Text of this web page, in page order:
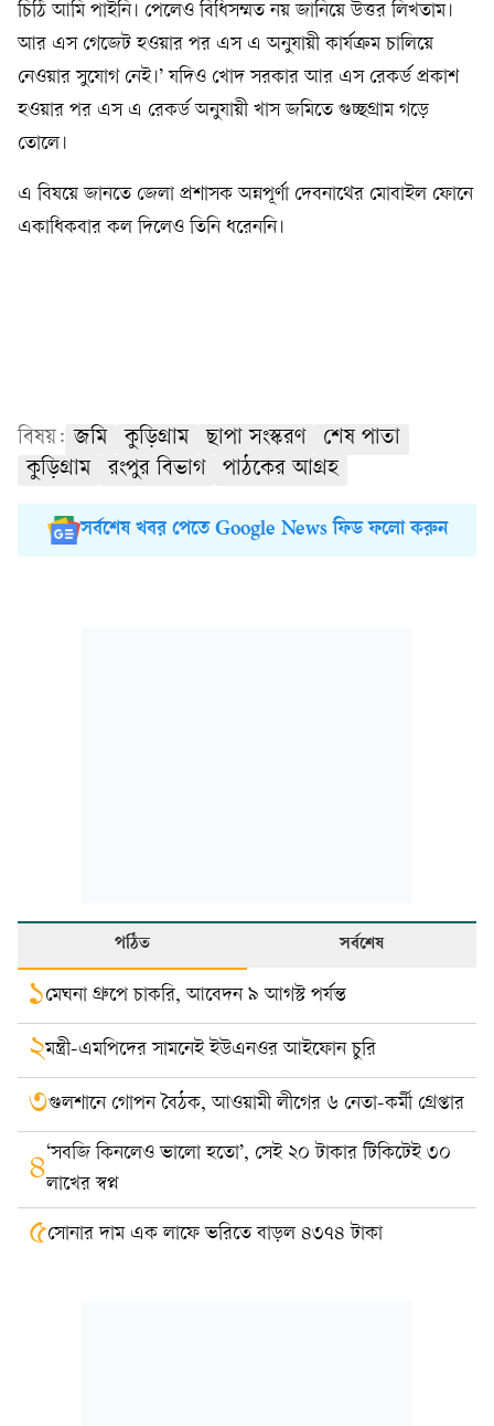
চিঠি আমি পাইনি। পেলেও বিধিসম্মত নয় জানিয়ে উত্তর লিখতাম।
আর এস গেজেট হওয়ার পর এস এ অনুযায়ী কার্যক্রম চালিয়ে
নেওয়ার সুযোগ নেই।’ যদিও খোদ সরকার আর এস রেকর্ড প্রকাশ
হওয়ার পর এস এ রেকর্ড অনুযায়ী খাস জমিতে গুচ্ছগ্রাম গড়ে
তোলে।
এ বিষয়ে জানতে জেলা প্রশাসক অন্নপূর্ণা দেবনাথের মোবাইল ফোনে
একাধিকবার কল দিলেও তিনি ধরেননি।
বিষয়: জমি কুড়িগ্রাম ছাপা সংস্করণ
শেষ পাতা
কুড়িগ্রাম
রংপুর বিভাগ পাঠকের আগ্রহ
সর্বশেষ খবর পেতে Google News ফিড ফলো করুন
পঠিত সর্বশেষ
১মেঘনা গ্রুপে চাকরি, আবেদন ৯ আগস্ট পর্যন্ত
২মন্ত্রী-এমপিদের সামনেই ইউএনওর আইফোন চুরি
৩গুলশানে গোপন বৈঠক, আওয়ামী লীগের ৬ নেতা-কর্মী গ্রেপ্তার
৪‘সবজি কিনলেও ভালো হতো’, সেই ২০ টাকার টিকিটেই ৩০
লাখের স্বপ্ন
৫সোনার দাম এক লাফে ভরিতে বাড়ল ৪৩৭৪ টাকা